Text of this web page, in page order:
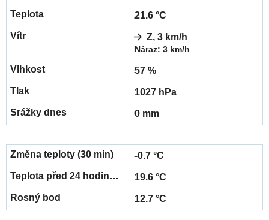
21.6 °C
Z, 3 km/h
Náraz: 3 km/h
57 %
1027 hPa
0 mm
-0.7 °C
19.6 °C
12.7 °C